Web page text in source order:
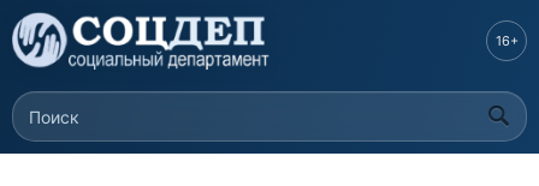
Перейти к
основному
содержанию
Форма поиска
Поиск
16+